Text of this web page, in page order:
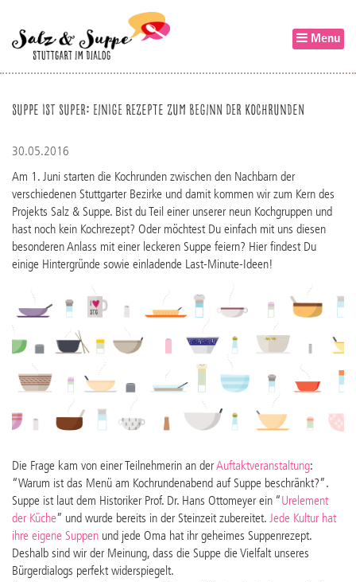
Menu
Suppe ist super: Einige Rezepte zum Beginn der Kochrunden
30.05.2016
Am 1. Juni starten die Kochrunden zwischen den Nachbarn der
verschiedenen Stuttgarter Bezirke und damit kommen wir zum Kern des
Projekts Salz & Suppe. Bist du Teil einer unserer neun Kochgruppen und
hast noch kein Kochrezept? Oder möchtest Du einfach mit uns diesen
besonderen Anlass mit einer leckeren Suppe feiern? Hier findest Du
einige Hintergründe sowie einladende Last­-Minute-­Ideen!
Die Frage kam von einer Teilnehmerin an derAuftaktveranstaltung:
“Warum ist das Menü am Kochrundenabend auf Suppe beschränkt?”.
Suppe ist laut dem Historiker Prof. Dr. Hans Ottomeyer ein “Urelement
der Küche” und wurde bereits in der Steinzeit zubereitet. Jede Kultur hat
ihre eigene Suppen und jede Oma hat ihr geheimes Suppenrezept.
Deshalb sind wir der Meinung, dass die Suppe die Vielfalt unseres
Bürgerdialogs perfekt widerspiegelt.